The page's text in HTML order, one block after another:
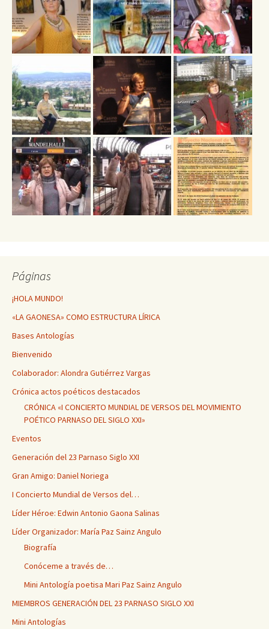
Páginas
¡HOLA MUNDO!
«LA GAONESA» COMO ESTRUCTURA LÍRICA
Bases Antologías
Bienvenido
Colaborador: Alondra Gutiérrez Vargas
Crónica actos poéticos destacados
CRÓNICA «I CONCIERTO MUNDIAL DE VERSOS DEL MOVIMIENTO
POÉTICO PARNASO DEL SIGLO XXI»
Eventos
Generación del 23 Parnaso Siglo XXI
Gran Amigo: Daniel Noriega
I Concierto Mundial de Versos del…
Líder Héroe: Edwin Antonio Gaona Salinas
Líder Organizador: María Paz Sainz Angulo
Biografía
Conóceme a través de…
Mini Antología poetisa Mari Paz Sainz Angulo
MIEMBROS GENERACIÓN DEL 23 PARNASO SIGLO XXI
Mini Antologías